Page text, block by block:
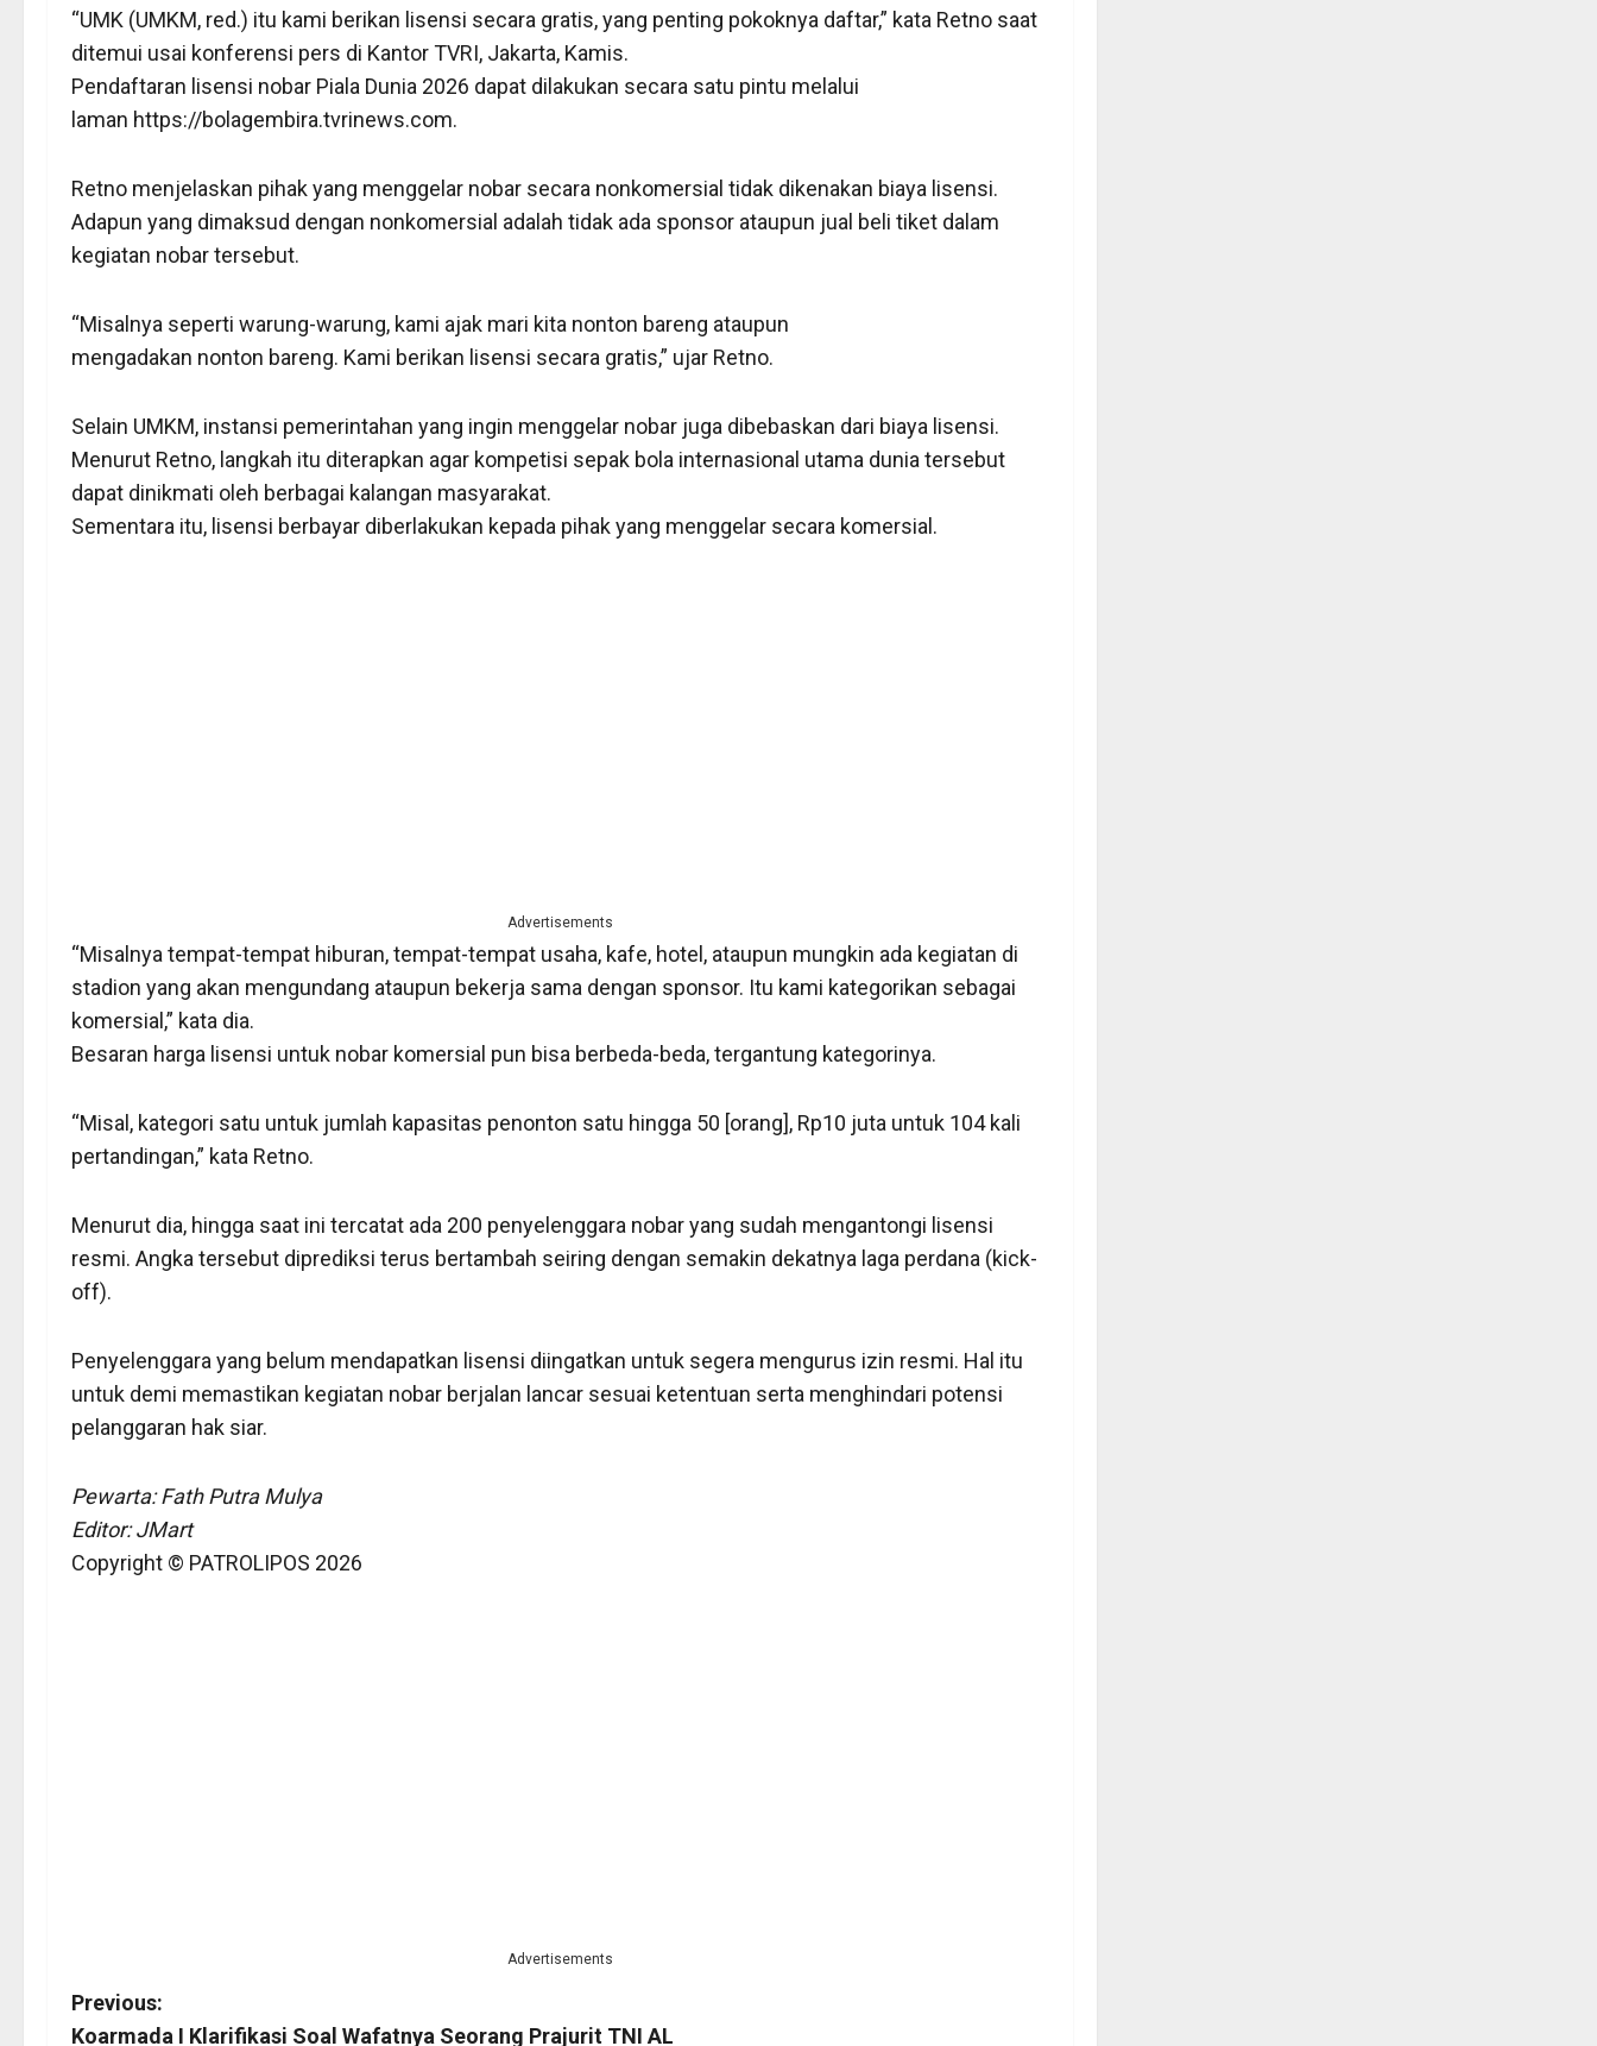
“UMK (UMKM, red.) itu kami berikan lisensi secara gratis, yang penting pokoknya daftar,” kata Retno saat
ditemui usai konferensi pers di Kantor TVRI, Jakarta, Kamis.
Pendaftaran lisensi nobar Piala Dunia 2026 dapat dilakukan secara satu pintu melalui
laman https://bolagembira.tvrinews.com.
Retno menjelaskan pihak yang menggelar nobar secara nonkomersial tidak dikenakan biaya lisensi.
Adapun yang dimaksud dengan nonkomersial adalah tidak ada sponsor ataupun jual beli tiket dalam
kegiatan nobar tersebut.
“Misalnya seperti warung-warung, kami ajak mari kita nonton bareng ataupun
mengadakan nonton bareng. Kami berikan lisensi secara gratis,” ujar Retno.
Selain UMKM, instansi pemerintahan yang ingin menggelar nobar juga dibebaskan dari biaya lisensi.
Menurut Retno, langkah itu diterapkan agar kompetisi sepak bola internasional utama dunia tersebut
dapat dinikmati oleh berbagai kalangan masyarakat.
Sementara itu, lisensi berbayar diberlakukan kepada pihak yang menggelar secara komersial.
Advertisements
“Misalnya tempat-tempat hiburan, tempat-tempat usaha, kafe, hotel, ataupun mungkin ada kegiatan di
stadion yang akan mengundang ataupun bekerja sama dengan sponsor. Itu kami kategorikan sebagai
komersial,” kata dia.
Besaran harga lisensi untuk nobar komersial pun bisa berbeda-beda, tergantung kategorinya.
“Misal, kategori satu untuk jumlah kapasitas penonton satu hingga 50 [orang], Rp10 juta untuk 104 kali
pertandingan,” kata Retno.
Menurut dia, hingga saat ini tercatat ada 200 penyelenggara nobar yang sudah mengantongi lisensi
resmi. Angka tersebut diprediksi terus bertambah seiring dengan semakin dekatnya laga perdana (kick-
off).
Penyelenggara yang belum mendapatkan lisensi diingatkan untuk segera mengurus izin resmi. Hal itu
untuk demi memastikan kegiatan nobar berjalan lancar sesuai ketentuan serta menghindari potensi
pelanggaran hak siar.
Pewarta: Fath Putra Mulya
Editor: JMart
Copyright © PATROLIPOS 2026
Advertisements
P
Previous:
Koarmada I Klarifikasi Soal Wafatnya Seorang Prajurit TNI AL